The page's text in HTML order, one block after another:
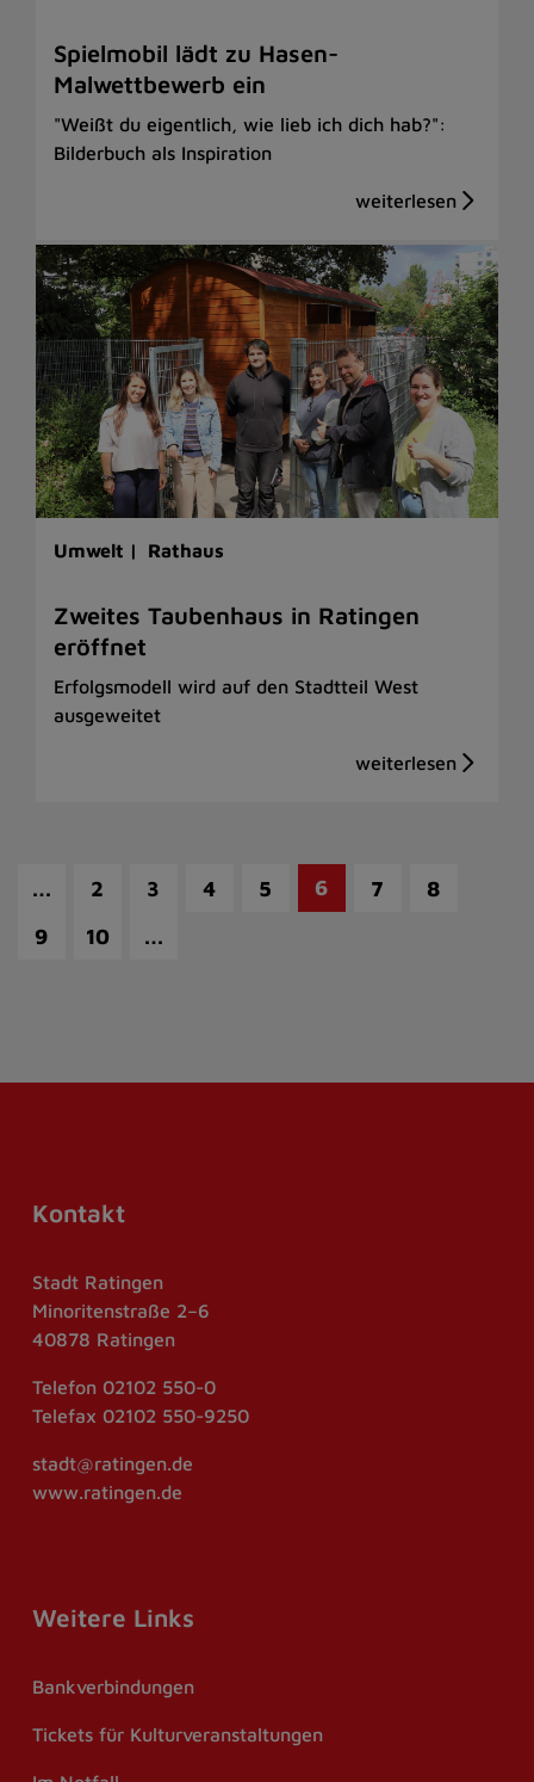
Spielmobil lädt zu Hasen-
Malwettbewerb ein
"Weißt du eigentlich, wie lieb ich dich hab?":
Bilderbuch als Inspiration
Umwelt | Rathaus
Zweites Taubenhaus in Ratingen
eröffnet
Erfolgsmodell wird auf den Stadtteil West
ausgeweitet
… 2 3 4 5 6 7
8
9
10 …
Kontakt
Stadt Ratingen
Minoritenstraße 2–6
40878 Ratingen
Telefon 02102 550-0
Telefax 02102 550-9250
stadt@ratingen.de
www.ratingen.de
Weitere Links
Bankverbindungen
Tickets für Kulturveranstaltungen